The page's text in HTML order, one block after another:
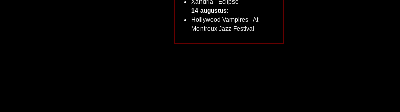
Xandria - Eclipse
14 augustus:
Hollywood Vampires - At
Montreux Jazz Festival